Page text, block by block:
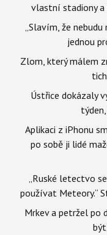
vlastní stadiony a
„Slavím, že
jednou
Zlom, který málem
Ústřice dokázaly
Aplikaci z iPhonu
po sobě ji lidé
„Ruské letectvo
používat Meteory.“
Mrkev a petržel po